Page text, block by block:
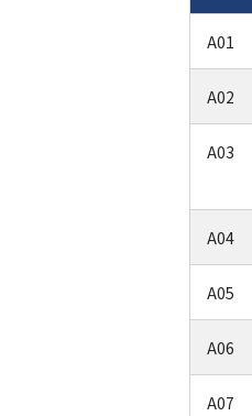
A01
A02
A03
A04
A05
A06
A07